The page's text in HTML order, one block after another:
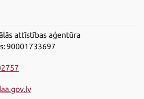
attīstības aģentūra
90001733697